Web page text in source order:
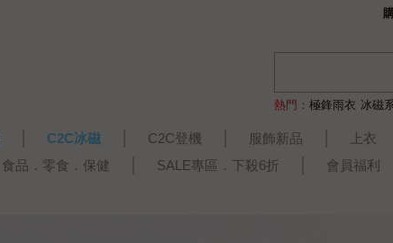
熱門： 極鋒雨衣 冰磁
C2C冰磁 C2C登機 服飾新品 上衣
食品．零食．保健 SALE專區．下殺6折 會員福利